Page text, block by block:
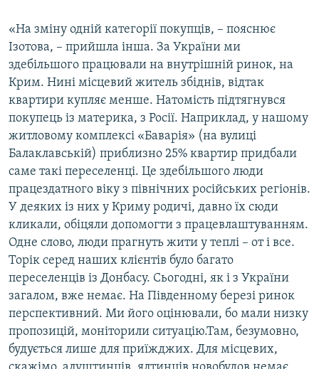
«На зміну одній категорії покупців, – пояснює
Ізотова, – прийшла інша. За України ми
здебільшого працювали на внутрішній ринок, на
Крим. Нині місцевий житель збіднів, відтак
квартири купляє менше. Натомість підтягнувся
покупець із материка, з Росії. Наприклад, у нашому
житловому комплексі «Баварія» (на вулиці
Балаклавській) приблизно 25% квартир придбали
саме такі переселенці. Це здебільшого люди
працездатного віку з північних російських регіонів.
У деяких із них у Криму родичі, давно їх сюди
кликали, обіцяли допомогти з працевлаштуванням.
Одне слово, люди прагнуть жити у теплі – от і все.
Торік серед наших клієнтів було багато
переселенців із Донбасу. Сьогодні, як і з України
загалом, вже немає. На Південному березі ринок
перспективний. Ми його оцінювали, бо мали низку
пропозицій, моніторили ситуацію.Там, безумовно,
будується лише для приїжджих. Для місцевих,